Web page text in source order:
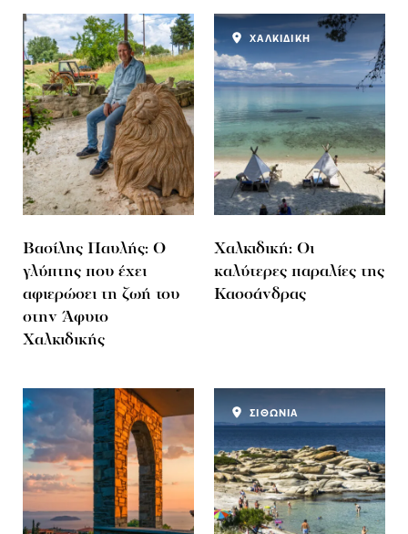
Βασίλης Παυλής: Ο
γλύπτης που έχει
αφιερώσει τη ζωή του
στην Άφυτο
Χαλκιδικής
Χαλκιδική: Οι
καλύτερες παραλίες της
Κασσάνδρας
ΧΑΛΚΙΔΙΚΗ
ΣΙΘΩΝΙΑ